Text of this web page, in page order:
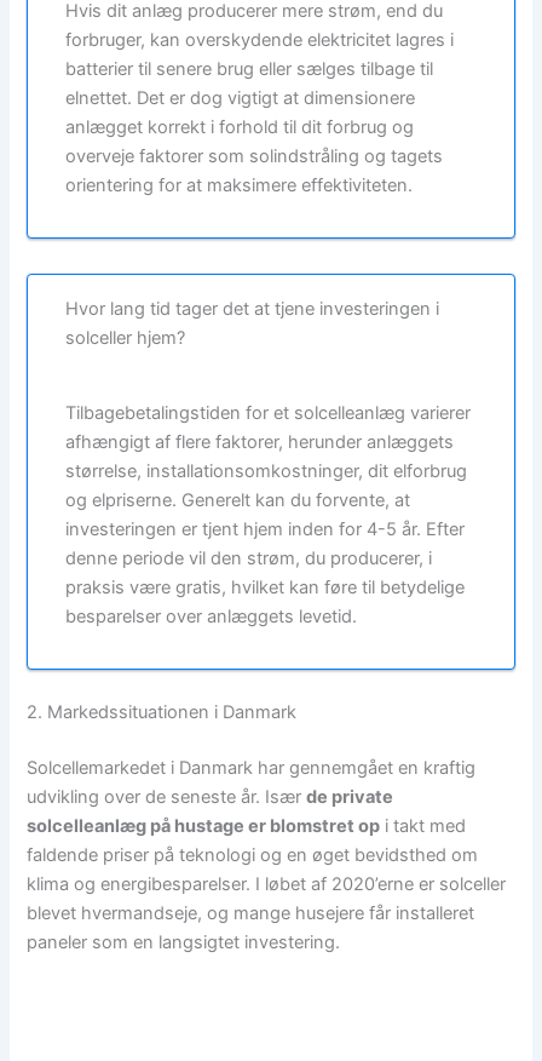
Hvis dit anlæg producerer mere strøm, end du
forbruger, kan overskydende elektricitet lagres i
batterier til senere brug eller sælges tilbage til
elnettet. Det er dog vigtigt at dimensionere
anlægget korrekt i forhold til dit forbrug og
overveje faktorer som solindstråling og tagets
orientering for at maksimere effektiviteten.
Hvor lang tid tager det at tjene investeringen i
solceller hjem?
Tilbagebetalingstiden for et solcelleanlæg varierer
afhængigt af flere faktorer, herunder anlæggets
størrelse, installationsomkostninger, dit elforbrug
og elpriserne. Generelt kan du forvente, at
investeringen er tjent hjem inden for 4-5 år. Efter
denne periode vil den strøm, du producerer, i
praksis være gratis, hvilket kan føre til betydelige
besparelser over anlæggets levetid.
2. Markedssituationen i Danmark
Solcellemarkedet i Danmark har gennemgået en kraftig
udvikling over de seneste år. Isærde private
solcelleanlæg på hustage er blomstret op i takt med
faldende priser på teknologi og en øget bevidsthed om
klima og energibesparelser. I løbet af 2020’erne er solceller
blevet hvermandseje, og mange husejere får installeret
paneler som en langsigtet investering.